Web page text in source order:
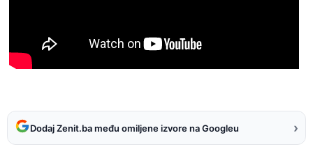
Dodaj Zenit.ba među omiljene izvore na Googleu ›